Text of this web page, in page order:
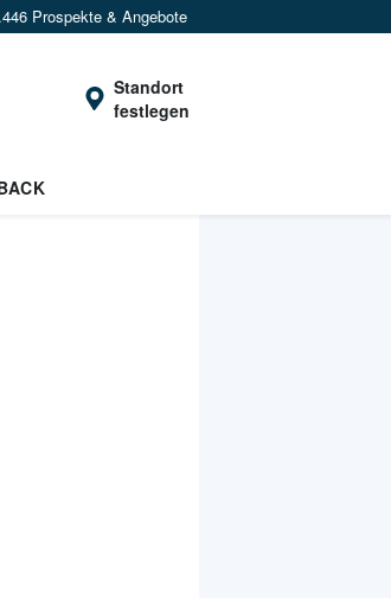
Prospekte & Angebote
Standort
festlegen